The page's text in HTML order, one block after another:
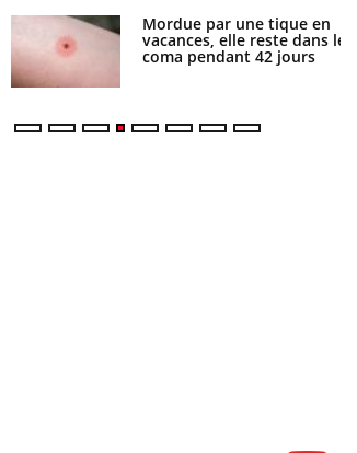
Mordue par une tique en
vacances, elle reste dans le
coma pendant 42 jours